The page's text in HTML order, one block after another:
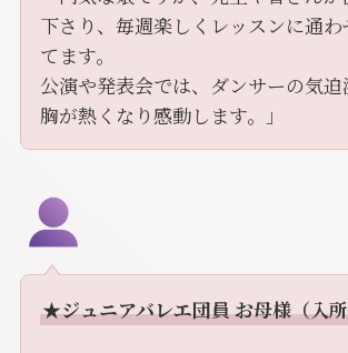
下さり、毎週楽しくレッスンに通
てます。
公演や発表会では、ダンサーの気
胸が熱くなり感動します。」
★ジュニアバレエ団員 お母様（入